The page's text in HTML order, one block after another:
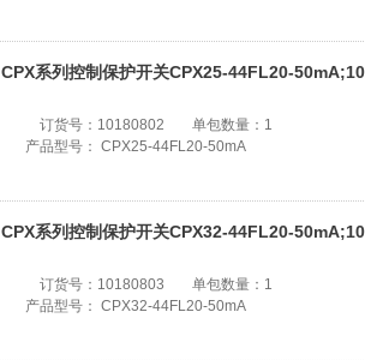
CPX系列控制保护开关CPX25-44FL20-
订货号： 10180802 单包数量： 1
产品型号： CPX25-44FL20-50mA
CPX系列控制保护开关CPX32-44FL20-
订货号： 10180803 单包数量： 1
产品型号： CPX32-44FL20-50mA